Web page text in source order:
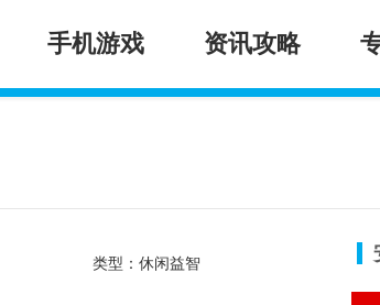
手机游戏 资讯攻略
类型：休闲益智